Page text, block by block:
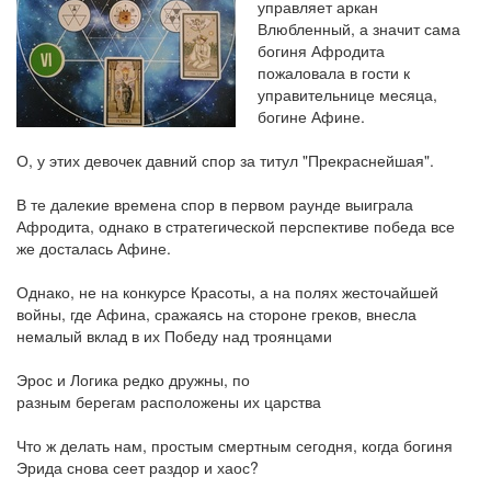
управляет аркан
Влюбленный, а значит сама
богиня Афродита
пожаловала в гости к
управительнице месяца,
богине Афине.
О, у этих девочек давний спор за титул "Прекраснейшая".
В те далекие времена спор в первом раунде выиграла
Афродита, однако в стратегической перспективе победа все
же досталась Афине.
Однако, не на конкурсе Красоты, а на полях жесточайшей
войны, где Афина, сражаясь на стороне греков, внесла
немалый вклад в их Победу над троянцами
Эрос и Логика редко дружны, по
разным берегам расположены их царства
Что ж делать нам, простым смертным сегодня, когда богиня
Эрида снова сеет раздор и хаос?